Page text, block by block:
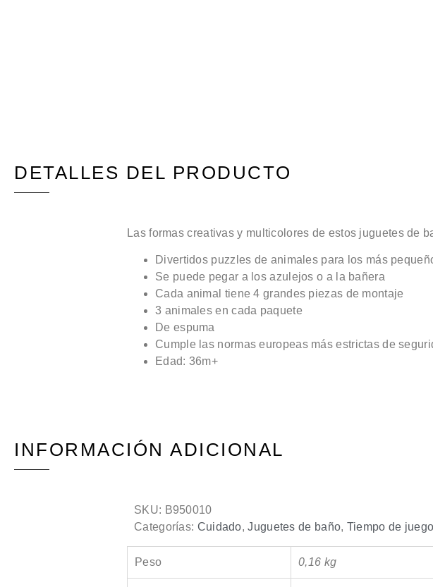
DETALLES DEL PRODUCTO
Las formas creativas y multicolores de estos juguetes de
Divertidos puzzles de animales para los más
Se puede pegar a los azulejos o a la bañera
Cada animal tiene 4 grandes piezas de montaje
3 animales en cada paquete
De espuma
Cumple las normas europeas más estrictas de
Edad: 36m+
INFORMACIÓN ADICIONAL
SKU: B950010
Categorías: Cuidado,Juguetes de baño, Tiempo de juego
Peso 0,16 kg